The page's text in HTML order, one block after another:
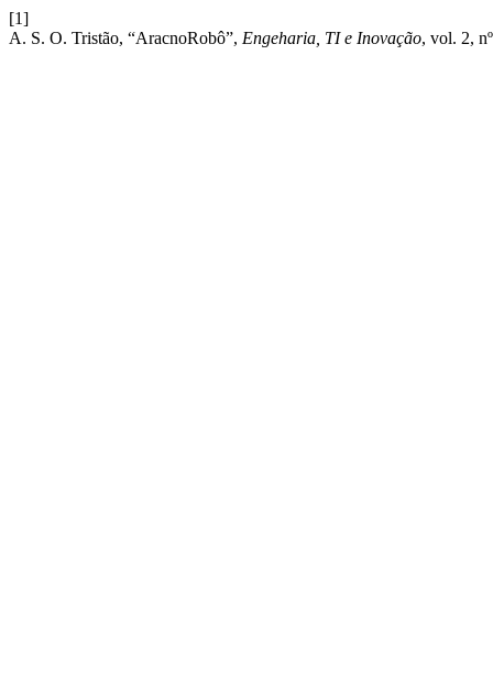
[1]
A. S. O. Tristão, “AracnoRobô”, Engeharia, TI e Inovação, vol. 2,